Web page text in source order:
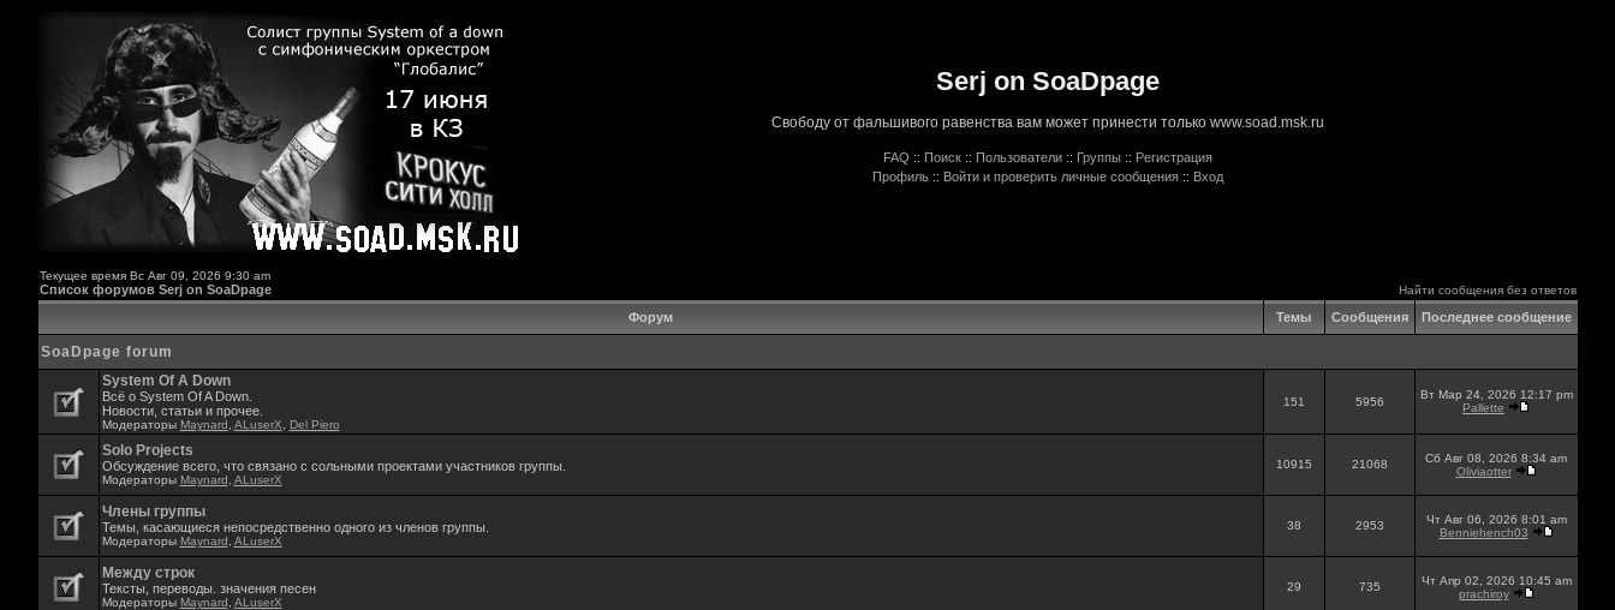
Serj on SoaDpage
Свободу от фальшивого равенства вам может принести только www.soad.msk.ru
FAQ :: Поиск :: Пользователи :: Группы :: Регистрация
Профиль :: Войти и проверить личные сообщения :: Вход
Текущее время Вс Авг 09, 2026 9:30 am
Список форумов Serj on SoaDpage Найти сообщения без ответов
Форум Темы Сообщения Последнее сообщение
SoaDpage forum
System Of A Down
Всё о System Of A Down.
Новости, статьи и прочее.
Модераторы Maynard ALuserX Del Piero
151 5956
Вт Мар 24, 2026 12:17 pm
Pallette
Solo Projects
Обсуждение всего, что связано с сольными проектами участников группы.
Модераторы Maynard ALuserX
10915 21068
Сб Авг 08, 2026 8:34 am
Oliviaotter
Члены группы
Темы, касающиеся непосредственно одного из членов группы.
Модераторы Maynard ALuserX
38 2953
Чт Авг 06, 2026 8:01 am
Benniehench03
Между строк
Тексты, переводы. значения песен
Модераторы Maynard ALuserX
29 735
Чт Апр 02, 2026 10:45 am
prachiroy